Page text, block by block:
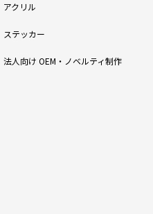
アクリル
ステッカー
法人向け OEM・ノベルティ制作